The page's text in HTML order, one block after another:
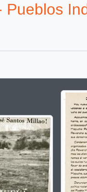
Pueblos
the description